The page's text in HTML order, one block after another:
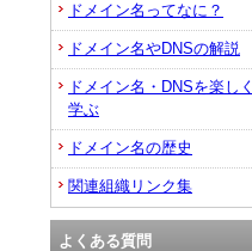
ドメイン名ってなに？
ドメイン名やDNSの解説
ドメイン名・DNSを楽しく
学ぶ
ドメイン名の歴史
関連組織リンク集
よくある質問